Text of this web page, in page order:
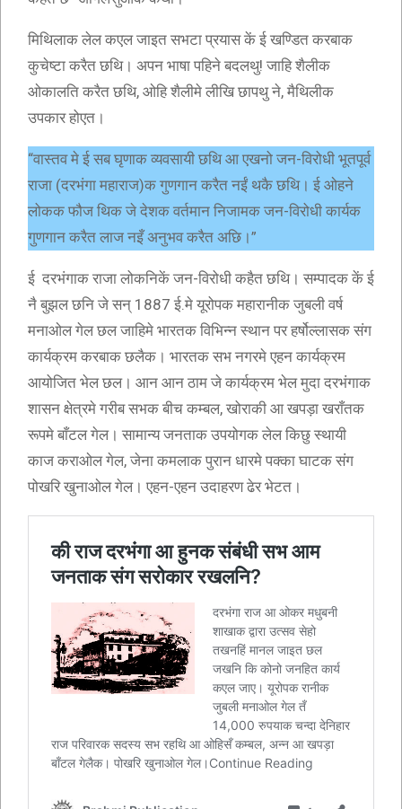
मिथिलाक लेल कएल जाइत सभटा प्रयास कें ई खण्डित करबाक
कुचेष्टा करैत छथि। अपन भाषा पहिने बदलथु! जाहि शैलीक
ओकालति करैत छथि, ओहि शैलीमे लीखि छापथु ने, मैथिलीक
उपकार होएत।
“वास्तव मे ई सब घृणाक व्यवसायी छथि आ एखनो जन-विरोधी भूतपूर्व
राजा (दरभंगा महाराज)क गुणगान करैत नईं थकै छथि। ई ओहने
लोकक फौज थिक जे देशक वर्तमान निजामक जन-विरोधी कार्यक
गुणगान करैत लाज नइँ अनुभव करैत अछि।”
ई दरभंगाक राजा लोकनिकें जन-विरोधी कहैत छथि। सम्पादक कें ई
नै बुझल छनि जे सन् 1887 ई.मे यूरोपक महारानीक जुबली वर्ष
मनाओल गेल छल जाहिमे भारतक विभिन्न स्थान पर हर्षोल्लासक संग
कार्यक्रम करबाक छलैक। भारतक सभ नगरमे एहन कार्यक्रम
आयोजित भेल छल। आन आन ठाम जे कार्यक्रम भेल मुदा दरभंगाक
शासन क्षेत्रमे गरीब सभक बीच कम्बल, खोराकी आ खपड़ा खराँतक
रूपमे बाँटल गेल। सामान्य जनताक उपयोगक लेल किछु स्थायी
काज कराओल गेल, जेना कमलाक पुरान धारमे पक्का घाटक संग
पोखरि खुनाओल गेल। एहन-एहन उदाहरण ढेर भेटत।